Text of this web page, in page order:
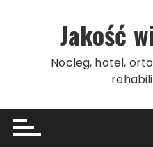
Jakość
Nocleg, hotel,